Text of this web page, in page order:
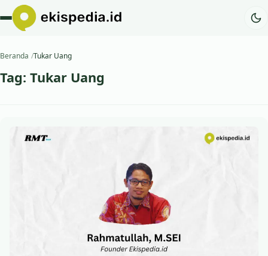
Beranda Tukar Uang
Tag: Tukar Uang